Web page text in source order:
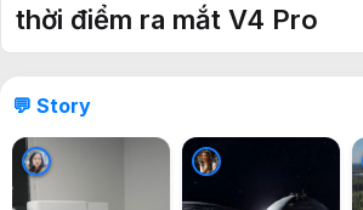
thời điểm ra mắt V4 Pro
💬 Story